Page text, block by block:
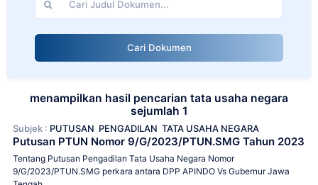
Cari Dokumen
menampilkan hasil pencarian tata usaha negara
sejumlah 1
Subjek : PUTUSAN PENGADILAN TATA USAHA NEGARA
Putusan PTUN Nomor 9/G/2023/PTUN.SMG Tahun 2023
Tentang Putusan Pengadilan Tata Usaha Negara Nomor
9/G/2023/PTUN.SMG perkara antara DPP APINDO Vs Gubernur Jawa